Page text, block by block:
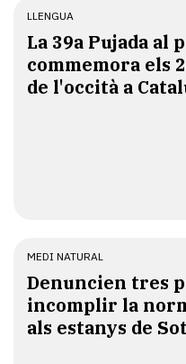
LLENGUA
​La 39a Pujada al
commemora els
de l'occità a
MEDI NATURAL
Denuncien tres
incomplir la
als estanys de